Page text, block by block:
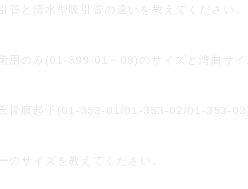
管と清水型吸引管の違いを教えてください。
用のみ(01-399-01～08)のサイズと湾曲サイ
骨膜起子(01-353-01/01-353-02/01-353-
のサイズを教えてください。